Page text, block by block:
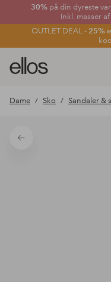
30% på din dyreste
Inkl. masser
OUTLET DEAL - 25%
Ellos
logo
gå
forsiden
Dame Sko Sandaler &
Tilbage